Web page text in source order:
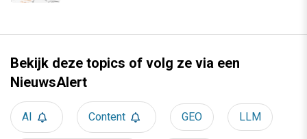
Bekijk deze topics of volg ze via een
NieuwsAlert
AI Content GEO LLM